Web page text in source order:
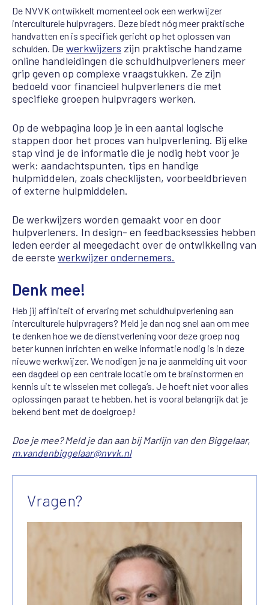
De NVVK ontwikkelt momenteel ook een werkwijzer
interculturele hulpvragers. Deze biedt nóg meer praktische
handvatten en is specifiek gericht op het oplossen van
schulden. De werkwijzers zijn praktische handzame
online handleidingen die schuldhulpverleners meer
grip geven op complexe vraagstukken. Ze zijn
bedoeld voor financieel hulpverleners die met
specifieke groepen hulpvragers werken.
Op de webpagina loop je in een aantal logische
stappen door het proces van hulpverlening. Bij elke
stap vind je de informatie die je nodig hebt voor je
werk: aandachtspunten, tips en handige
hulpmiddelen, zoals checklijsten, voorbeeldbrieven
of externe hulpmiddelen.
De werkwijzers worden gemaakt voor en door
hulpverleners. In design- en feedbacksessies hebben
leden eerder al meegedacht over de ontwikkeling van
de eerste werkwijzer ondernemers.
Denk mee!
Heb jij affiniteit of ervaring met schuldhulpverlening aan
interculturele hulpvragers? Meld je dan nog snel aan om mee
te denken hoe we de dienstverlening voor deze groep nog
beter kunnen inrichten en welke informatie nodig is in deze
nieuwe werkwijzer. Wenodigen je na je aanmelding uit voor
een dagdeel op een centrale locatie om te brainstormen en
kennis uit te wisselen met collega’s. Je hoeft niet voor alles
oplossingen paraat te hebben, het is vooral belangrijk dat je
bekend bent met de doelgroep!
Doe je mee? Meld je dan aan bij Marlijn van den Biggelaar,
m.vandenbiggelaar@nvvk.nl
Vragen?